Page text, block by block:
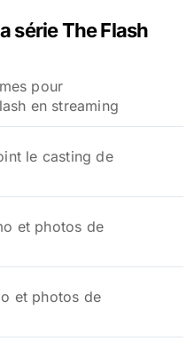
série The Flash
pour
en streaming
le casting de
et photos de
et photos de